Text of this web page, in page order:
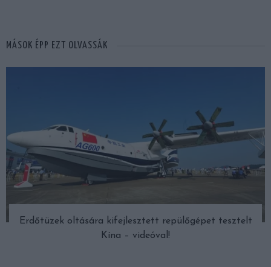
MÁSOK ÉPP EZT OLVASSÁK
Erdőtüzek oltására kifejlesztett repülőgépet tesztelt
Kína – videóval!